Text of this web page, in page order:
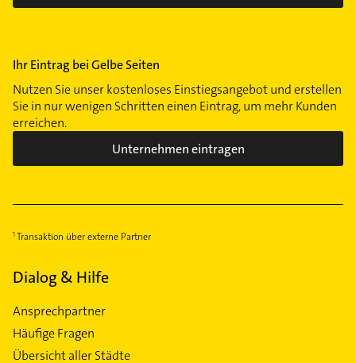
Ihr Eintrag bei Gelbe Seiten
Nutzen Sie unser kostenloses Einstiegsangebot und erstellen
Sie in nur wenigen Schritten einen Eintrag, um mehr Kunden
erreichen.
Unternehmen eintragen
Transaktion über externe Partner
Dialog & Hilfe
Ansprechpartner
Häufige Fragen
Übersicht aller Städte